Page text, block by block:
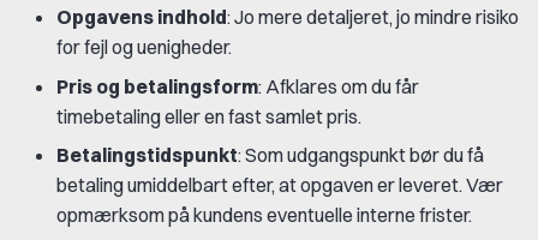
Opgavens indhold: Jo mere detaljeret, jo mindre risiko
for fejl og uenigheder.
Pris og betalingsform: Afklares om du får
timebetaling eller en fast samlet pris.
Betalingstidspunkt: Som udgangspunkt bør du få
betaling umiddelbart efter, at opgaven er leveret. Vær
opmærksom på kundens eventuelle interne frister.